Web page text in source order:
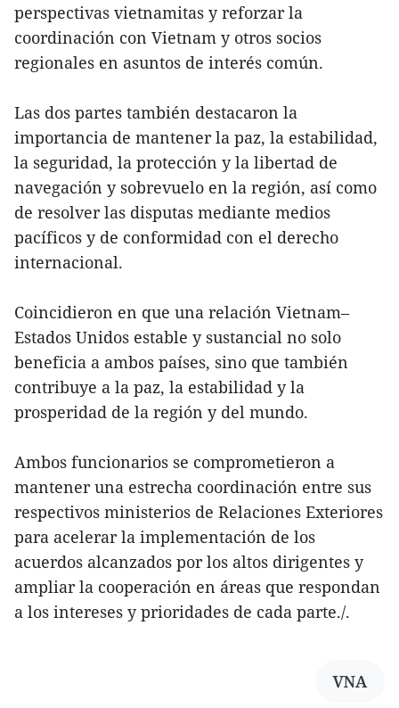
perspectivas vietnamitas y reforzar la
coordinación con Vietnam y otros socios
regionales en asuntos de interés común.
Las dos partes también destacaron la
importancia de mantener la paz, la estabilidad,
la seguridad, la protección y la libertad de
navegación y sobrevuelo en la región, así como
de resolver las disputas mediante medios
pacíficos y de conformidad con el derecho
internacional.
Coincidieron en que una relación Vietnam–
Estados Unidos estable y sustancial no solo
beneficia a ambos países, sino que también
contribuye a la paz, la estabilidad y la
prosperidad de la región y del mundo.
Ambos funcionarios se comprometieron a
mantener una estrecha coordinación entre sus
respectivos ministerios de Relaciones Exteriores
para acelerar la implementación de los
acuerdos alcanzados por los altos dirigentes y
ampliar la cooperación en áreas que respondan
a los intereses y prioridades de cada parte./.
VNA